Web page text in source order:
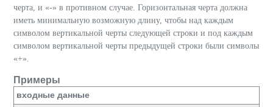
черта, и «-» в противном случае. Горизонтальная черта должна
иметь минимальную возможную длину, чтобы над каждым
символом вертикальной черты следующей строки и под каждым
символом вертикальной черты предыдущей строки были символы
«+».
Примеры
входные данные